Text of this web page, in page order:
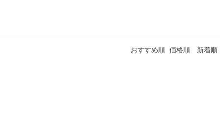
おすすめ順 価格順 新着順